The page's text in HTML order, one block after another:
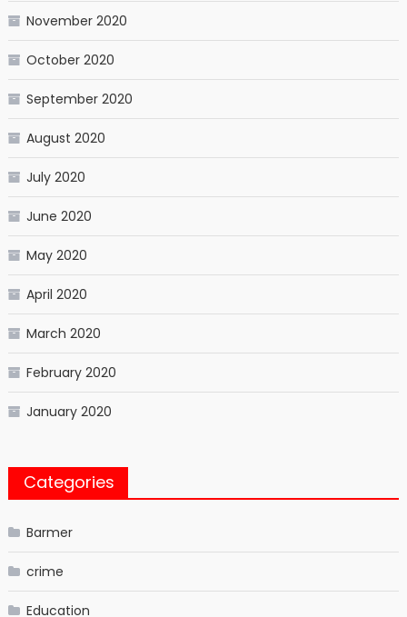
November 2020
October 2020
September 2020
August 2020
July 2020
June 2020
May 2020
April 2020
March 2020
February 2020
January 2020
Categories
Barmer
crime
Education